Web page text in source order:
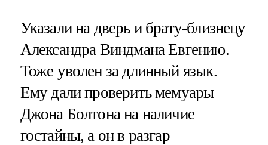
Указали на дверь и брату-близнецу
Александра Виндмана Евгению.
Тоже уволен за длинный язык.
Ему дали проверить мемуары
Джона Болтона на наличие
гостайны, а он в разгар